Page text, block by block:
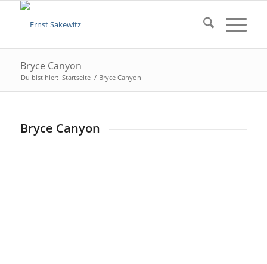
Bryce Canyon
Du bist hier: Startseite / Bryce Canyon
Bryce Canyon